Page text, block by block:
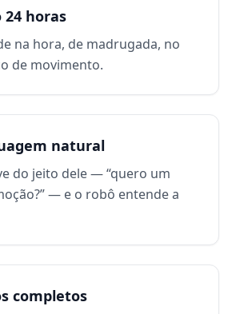
horas
na hora, de madrugada, no
de movimento.
natural
do jeito dele — “quero um
— e o robô entende a
completos